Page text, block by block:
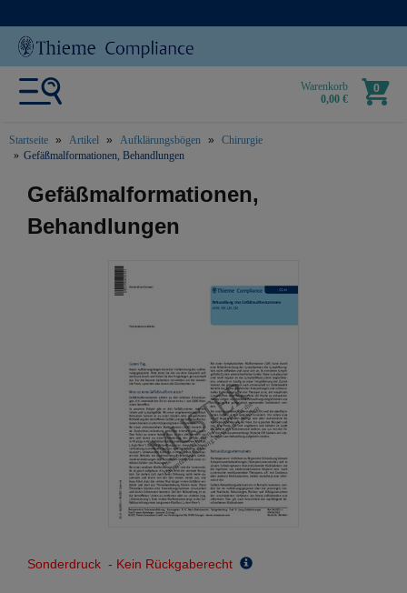
Warenkorb
0,00 €
0
Startseite Artikel Aufklärungsbögen
Chirurgie
Gefäßmalformationen, Behandlungen
text.skipToContent
text.skipToNavigation
Gefäßmalformationen,
Behandlungen
Sonderdruck - Kein Rückgaberecht